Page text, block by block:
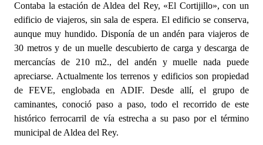
Contaba la estación de Aldea del Rey, «El Cortijillo», con un
edificio de viajeros, sin sala de espera. El edificio se conserva,
aunque muy hundido. Disponía de un andén para viajeros de
30 metros y de un muelle descubierto de carga y descarga de
mercancías de 210 m2., del andén y muelle nada puede
apreciarse. Actualmente los terrenos y edificios son propiedad
de FEVE, englobada en ADIF. Desde allí, el grupo de
caminantes, conoció paso a paso, todo el recorrido de este
histórico ferrocarril de vía estrecha a su paso por el término
municipal de Aldea del Rey.